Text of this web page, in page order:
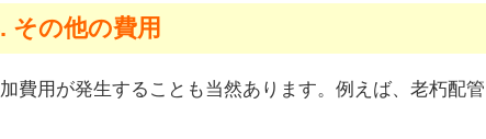
その他の費用
費用が発生することも当然あります。例えば、老朽配管